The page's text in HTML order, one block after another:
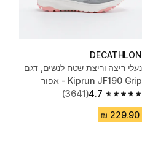
DECATHLON
נעלי ריצה וריצת שטח לנשים, דגם
Kiprun JF190 Grip - אפור
4.7
4.7 out of 5 stars from 3641 reviews
(3641)